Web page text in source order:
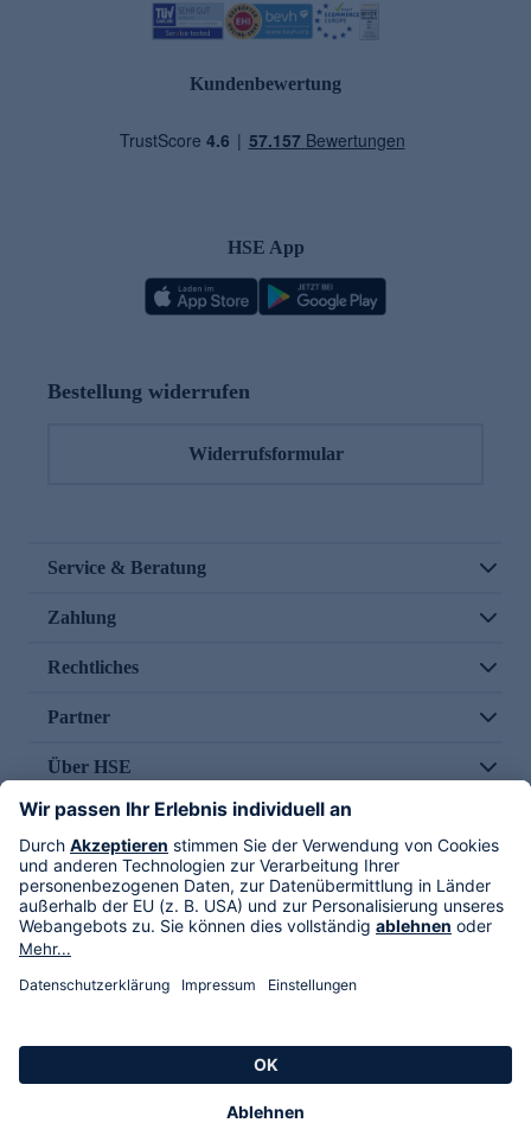
Kundenbewertung
HSE App
Bestellung widerrufen
Widerrufsformular
Service & Beratung
Zahlung
Rechtliches
Partner
Über HSE
Im TV
HSE International